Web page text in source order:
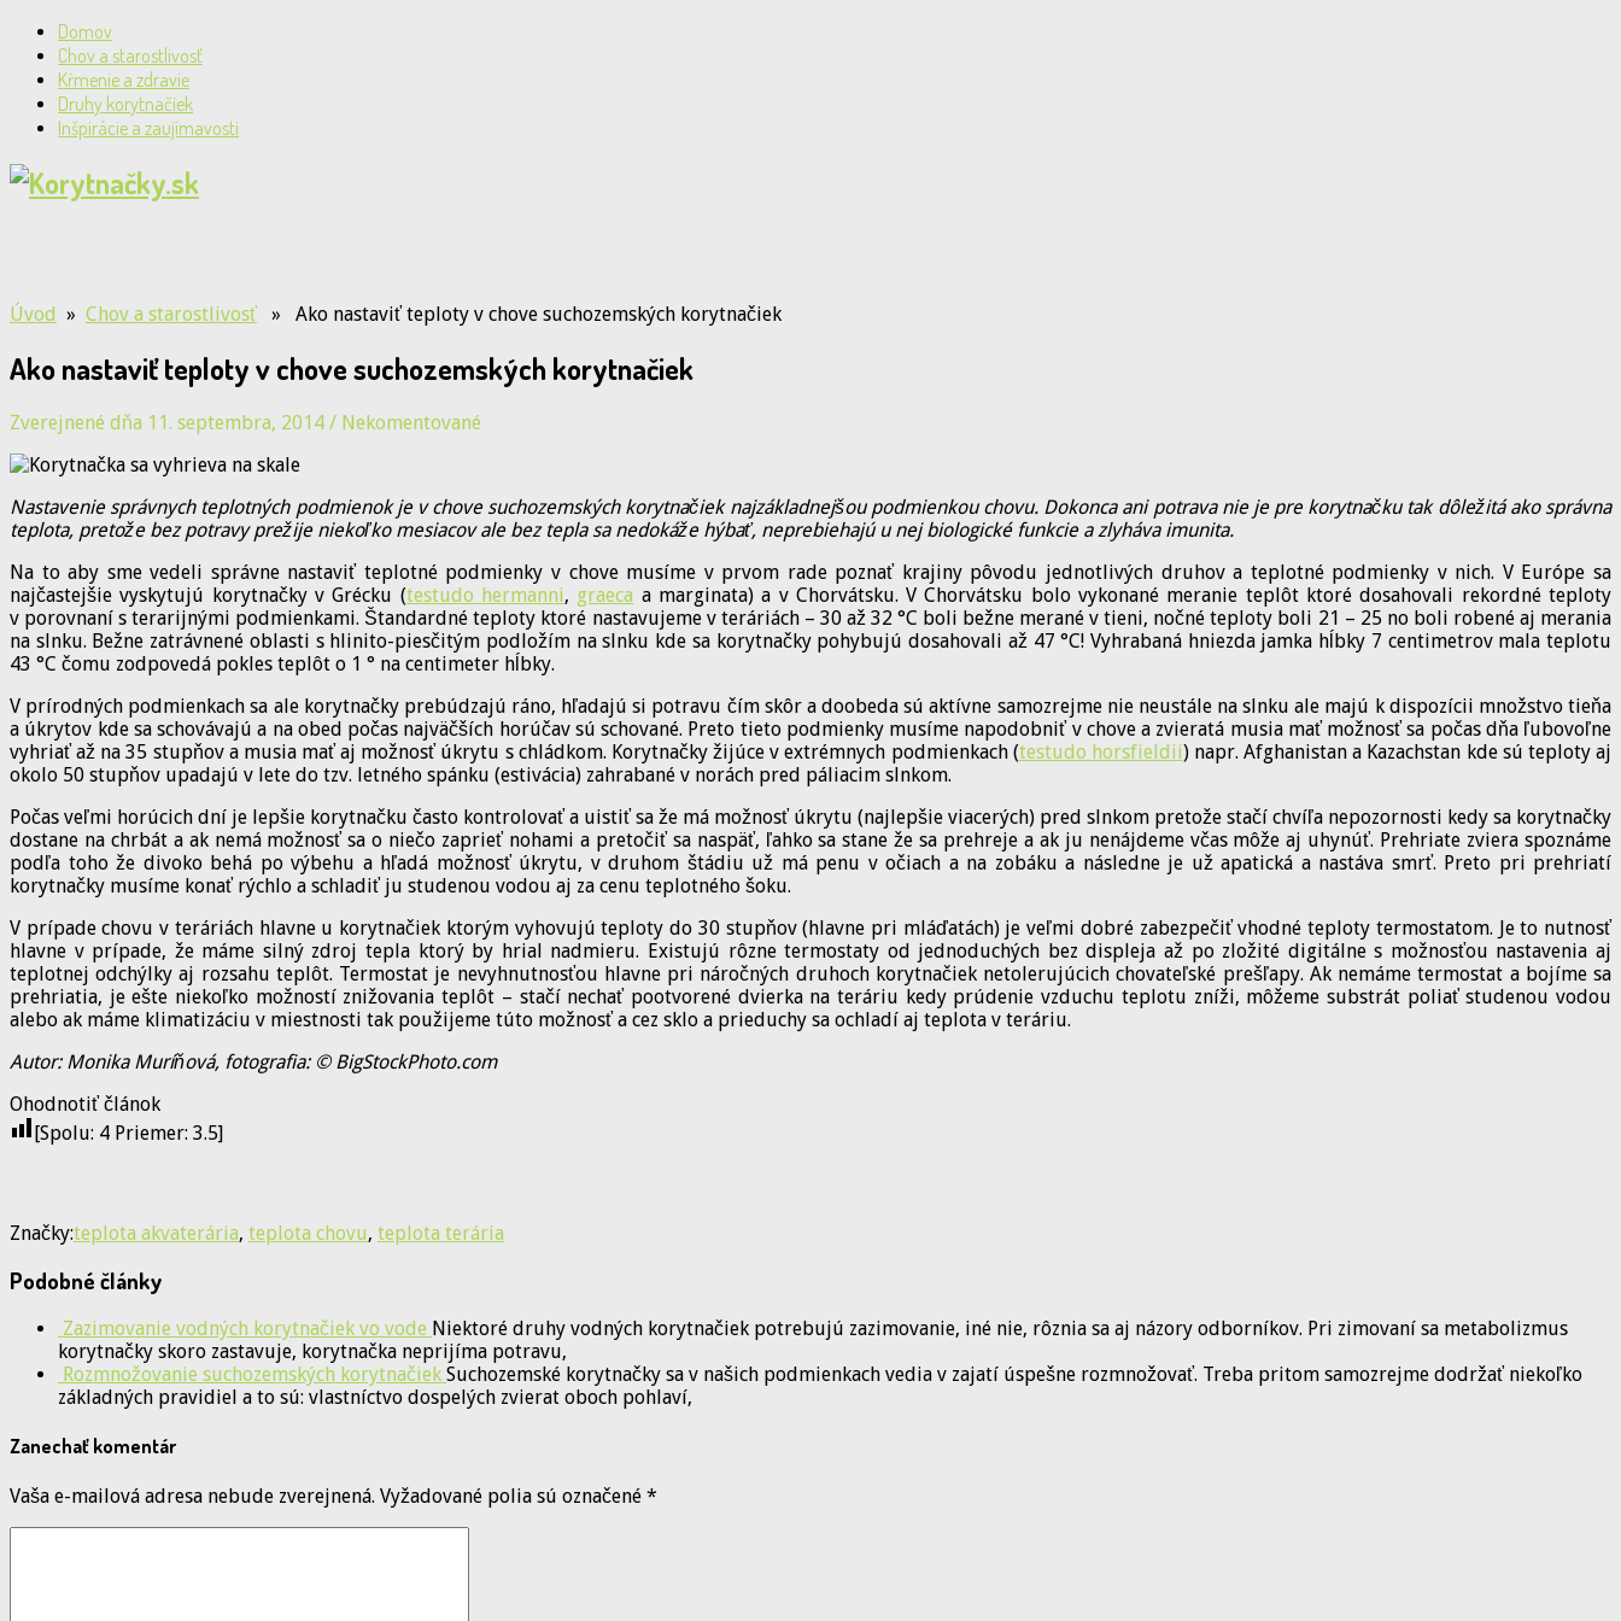
Domov
Chov a starostlivosť
Kŕmenie a zdravie
Druhy korytnačiek
Inšpirácie a zaujímavosti
Úvod » Chov a starostlivosť » Ako nastaviť teploty v chove suchozemských korytnačiek
Ako nastaviť teploty v chove suchozemských korytnačiek
Zverejnené dňa 11. septembra, 2014 / Nekomentované
Nastavenie správnych teplotných podmienok je v chove suchozemských korytnačiek najzákladnejšou podmienkou chovu. Dokonca ani potrava nie je pre korytnačku tak dôležitá ako správna
teplota, pretože bez potravy prežije niekoľko mesiacov ale bez tepla sa nedokáže hýbať, neprebiehajú u nej biologické funkcie a zlyháva imunita.
Na to aby sme vedeli správne nastaviť teplotné podmienky v chove musíme v prvom rade poznať krajiny pôvodu jednotlivých druhov a teplotné podmienky v nich. V Európe sa
najčastejšie vyskytujú korytnačky v Grécku (testudo hermanni, graeca a marginata) a v Chorvátsku. V Chorvátsku bolo vykonané meranie teplôt ktoré dosahovali rekordné teploty
v porovnaní s terarijnými podmienkami. Štandardné teploty ktoré nastavujeme v teráriách – 30 až 32 °C boli bežne merané v tieni, nočné teploty boli 21 – 25 no boli robené aj merania
na slnku. Bežne zatrávnené oblasti s hlinito-piesčitým podložím na slnku kde sa korytnačky pohybujú dosahovali až 47 °C! Vyhrabaná hniezda jamka hĺbky 7 centimetrov mala teplotu
43 °C čomu zodpovedá pokles teplôt o 1 ° na centimeter hĺbky.
V prírodných podmienkach sa ale korytnačky prebúdzajú ráno, hľadajú si potravu čím skôr a doobeda sú aktívne samozrejme nie neustále na slnku ale majú k dispozícii množstvo tieňa
a úkrytov kde sa schovávajú a na obed počas najväčších horúčav sú schované. Preto tieto podmienky musíme napodobniť v chove a zvieratá musia mať možnosť sa počas dňa ľubovoľne
vyhriať až na 35 stupňov a musia mať aj možnosť úkrytu s chládkom. Korytnačky žijúce v extrémnych podmienkach (testudo horsfieldii) napr. Afghanistan a Kazachstan kde sú teploty aj
okolo 50 stupňov upadajú v lete do tzv. letného spánku (estivácia) zahrabané v norách pred páliacim slnkom.
Počas veľmi horúcich dní je lepšie korytnačku často kontrolovať a uistiť sa že má možnosť úkrytu (najlepšie viacerých) pred slnkom pretože stačí chvíľa nepozornosti kedy sa korytnačky
dostane na chrbát a ak nemá možnosť sa o niečo zaprieť nohami a pretočiť sa naspäť, ľahko sa stane že sa prehreje a ak ju nenájdeme včas môže aj uhynúť. Prehriate zviera spoznáme
podľa toho že divoko behá po výbehu a hľadá možnosť úkrytu, v druhom štádiu už má penu v očiach a na zobáku a následne je už apatická a nastáva smrť. Preto pri prehriatí
korytnačky musíme konať rýchlo a schladiť ju studenou vodou aj za cenu teplotného šoku.
V prípade chovu v teráriách hlavne u korytnačiek ktorým vyhovujú teploty do 30 stupňov (hlavne pri mláďatách) je veľmi dobré zabezpečiť vhodné teploty termostatom. Je to nutnosť
hlavne v prípade, že máme silný zdroj tepla ktorý by hrial nadmieru. Existujú rôzne termostaty od jednoduchých bez displeja až po zložité digitálne s možnosťou nastavenia aj
teplotnej odchýlky aj rozsahu teplôt. Termostat je nevyhnutnosťou hlavne pri náročných druhoch korytnačiek netolerujúcich chovateľské prešľapy. Ak nemáme termostat a bojíme sa
prehriatia, je ešte niekoľko možností znižovania teplôt – stačí nechať pootvorené dvierka na teráriu kedy prúdenie vzduchu teplotu zníži, môžeme substrát poliať studenou vodou
alebo ak máme klimatizáciu v miestnosti tak použijeme túto možnosť a cez sklo a prieduchy sa ochladí aj teplota v teráriu.
Autor: Monika Muríňová, fotografia: © BigStockPhoto.com
Ohodnotiť článok
[Spolu: 4 Priemer: 3.5]
Značky:teplota akvaterária, teplota chovu, teplota terária
Podobné články
Zazimovanie vodných korytnačiek vo vode Niektoré druhy vodných korytnačiek potrebujú zazimovanie, iné nie, rôznia sa aj názory odborníkov. Pri zimovaní sa metabolizmus
korytnačky skoro zastavuje, korytnačka neprijíma potravu,
Rozmnožovanie suchozemských korytnačiek Suchozemské korytnačky sa v našich podmienkach vedia v zajatí úspešne rozmnožovať. Treba pritom samozrejme dodržať niekoľko
základných pravidiel a to sú: vlastníctvo dospelých zvierat oboch pohlaví,
Zanechať komentár
Vaša e-mailová adresa nebude zverejnená. Vyžadované polia sú označené *